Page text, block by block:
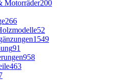
Motorräder200
266
52
1549
91
958
463